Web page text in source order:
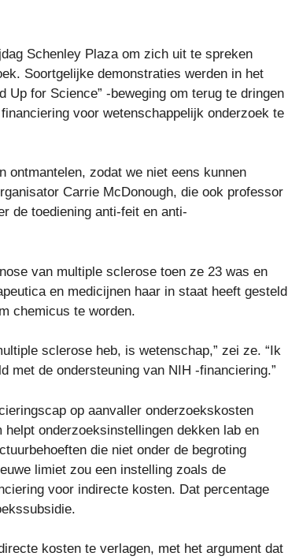
Schenley Plaza om zich uit te spreken
Soortgelijke demonstraties werden in het
Up for Science” -beweging om terug te dringen
voor wetenschappelijk onderzoek te
ontmantelen, zodat we niet eens kunnen
Carrie McDonough, die ook professor
de toediening anti-feit en anti-
van multiple sclerose toen ze 23 was en
en medicijnen haar in staat heeft gesteld
chemicus te worden.
sclerose heb, is wetenschap,” zei ze. “Ik
met de ondersteuning van NIH -financiering.”
op aanvaller onderzoekskosten
onderzoeksinstellingen dekken lab en
die niet onder de begroting
limiet zou een instelling zoals de
voor indirecte kosten. Dat percentage
kosten te verlagen, met het argument dat